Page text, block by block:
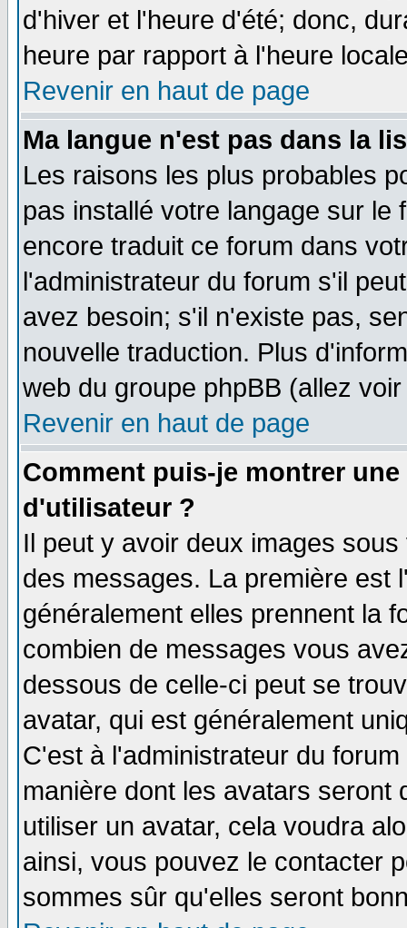
d'hiver et l'heure d'été; donc,
heure par rapport à l'heure
Revenir en haut de page
Ma langue n'est pas dans la
Les raisons les plus probables
pas installé votre langage sur le
encore traduit ce forum dans
l'administrateur du forum s'il
avez besoin; s'il n'existe pas,
nouvelle traduction. Plus
web du groupe phpBB (allez
Revenir en haut de page
Comment puis-je montrer
d'utilisateur ?
Il peut y avoir deux images
des messages. La première est
généralement elles prennent la
combien de messages vous
dessous de celle-ci peut se
avatar, qui est généralement
C'est à l'administrateur du
manière dont les avatars seront
utiliser un avatar, cela voudra
ainsi, vous pouvez le contacter
sommes sûr qu'elles seront